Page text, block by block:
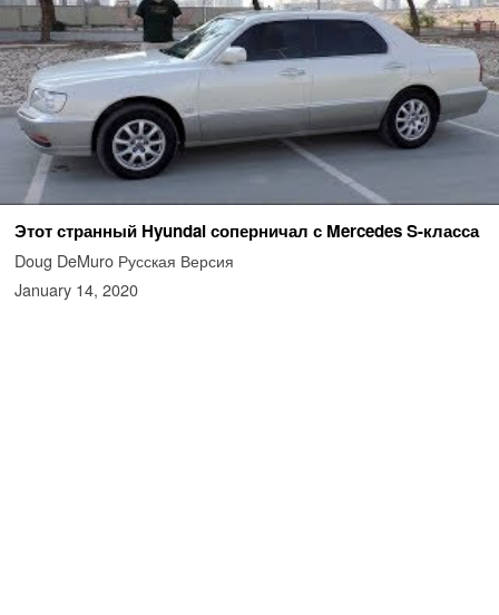
Этот странный Hyundai соперничал с Mercedes S-класса
Doug DeMuro Русская Версия
January 14, 2020